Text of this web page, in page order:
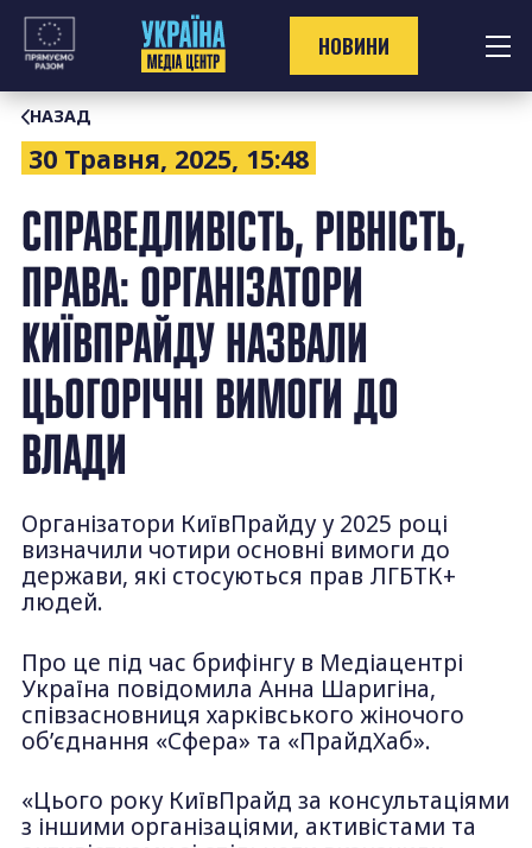
Перейти
контенту
НОВИНИ
НАЗАД
30 Травня, 2025, 15:48
СПРАВЕДЛИВІСТЬ, РІВНІСТЬ,
ПРАВА: ОРГАНІЗАТОРИ
КИЇВПРАЙДУ НАЗВАЛИ
ЦЬОГОРІЧНІ ВИМОГИ ДО
ВЛАДИ
Організатори КиївПрайду у 2025 році
визначили чотири основні вимоги до
держави, які стосуються прав ЛГБТК+
людей.
Про це під час брифінгу в Медіацентрі
Україна повідомила Анна Шаригіна,
співзасновниця харківського жіночого
обʼєднання «Сфера» та «ПрайдХаб».
«Цього року КиївПрайд за консультаціями
з іншими організаціями, активістами та